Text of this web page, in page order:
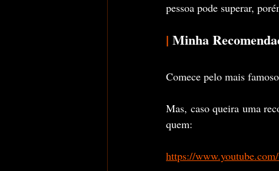
pessoa pode superar,
| Minha
Comece pelo mais
Mas, caso queira uma
quem:
https://